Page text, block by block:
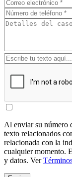
Al enviar su número
texto relacionados
relacionada con la
cualquier momento.
y datos. Ver